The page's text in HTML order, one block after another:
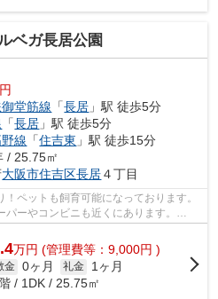
ベガ長居公園
堂筋線 「長居 」駅 徒歩5分
「長居 」駅 徒歩5分
線 「住吉東 」駅 徒歩15分
/ 25.75㎡
大阪市住吉区長居４丁目
ペットも飼育可能になっております。
ーやコンビニも近くにあります。
万円 (管理費等：9,000円 )
金 0ヶ月 礼金
1ヶ月
/ 1DK / 25.75㎡